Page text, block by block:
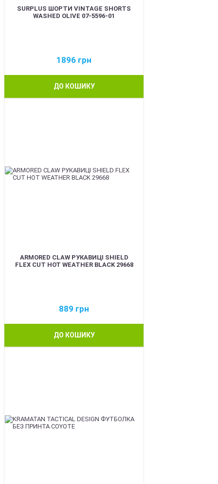
SURPLUS ШОРТИ VINTAGE SHORTS
WASHED OLIVE 07-5596-01
1896 грн
ДО КОШИКУ
ARMORED CLAW РУКАВИЦІ SHIELD
FLEX CUT HOT WEATHER BLACK 29668
889 грн
ДО КОШИКУ